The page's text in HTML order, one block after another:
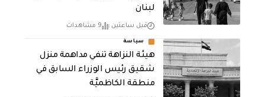
لبنان
قبل ساعتين 9 مشاهدات
سياسة
هيئة النزاهة تنفي مداهمة منزل
شقيق رئيس الوزراء السابق في
منطقة الكاظميَّة